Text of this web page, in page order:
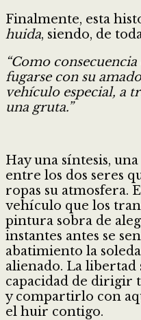
Finalmente, esta
huida, siendo, de
“Como
fugarse con su
vehículo especial, a
una gruta.”
Hay una síntesis,
entre los dos seres
ropas su atmosfera.
vehículo que los
pintura sobra de
instantes antes se
abatimiento la
alienado. La libertad
capacidad de dirigir
y compartirlo con
el huir contigo.